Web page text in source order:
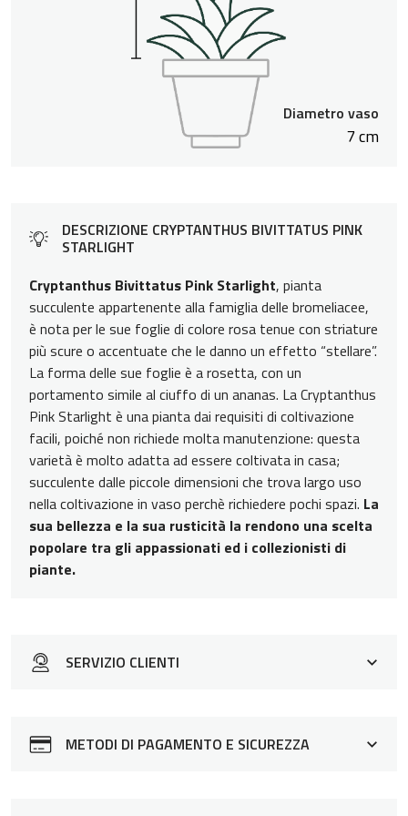
Diametro vaso
7 cm
DESCRIZIONE CRYPTANTHUS BIVITTATUS PINK
STARLIGHT
Cryptanthus Bivittatus Pink Starlight, pianta
succulente appartenente alla famiglia delle bromeliacee,
è nota per le sue foglie di colore rosa tenue con striature
più scure o accentuate che le danno un effetto “stellare”.
La forma delle sue foglie è a rosetta, con un
portamento simile al ciuffo di un ananas. La Cryptanthus
Pink Starlight è una pianta dai requisiti di coltivazione
facili, poiché non richiede molta manutenzione: questa
varietà è molto adatta ad essere coltivata in casa;
succulente dalle piccole dimensioni che trova largo uso
nella coltivazione in vaso perchè richiedere pochi spazi. La
sua bellezza e la sua rusticità la rendono una scelta
popolare tra gli appassionati ed i collezionisti di
piante.
METODI DI PAGAMENTO E SICUREZZA
SERVIZIO CLIENTI
acquistare su Spilly Cactus. Contattaci dalle 9:00 alle